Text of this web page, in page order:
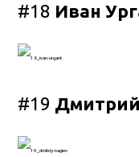
#18 Иван
#19